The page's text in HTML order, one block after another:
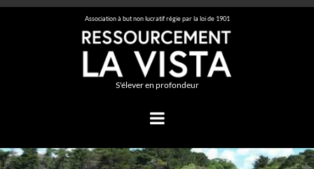
Association à but non lucratif régie par la loi de 1901
S'élever en profondeur